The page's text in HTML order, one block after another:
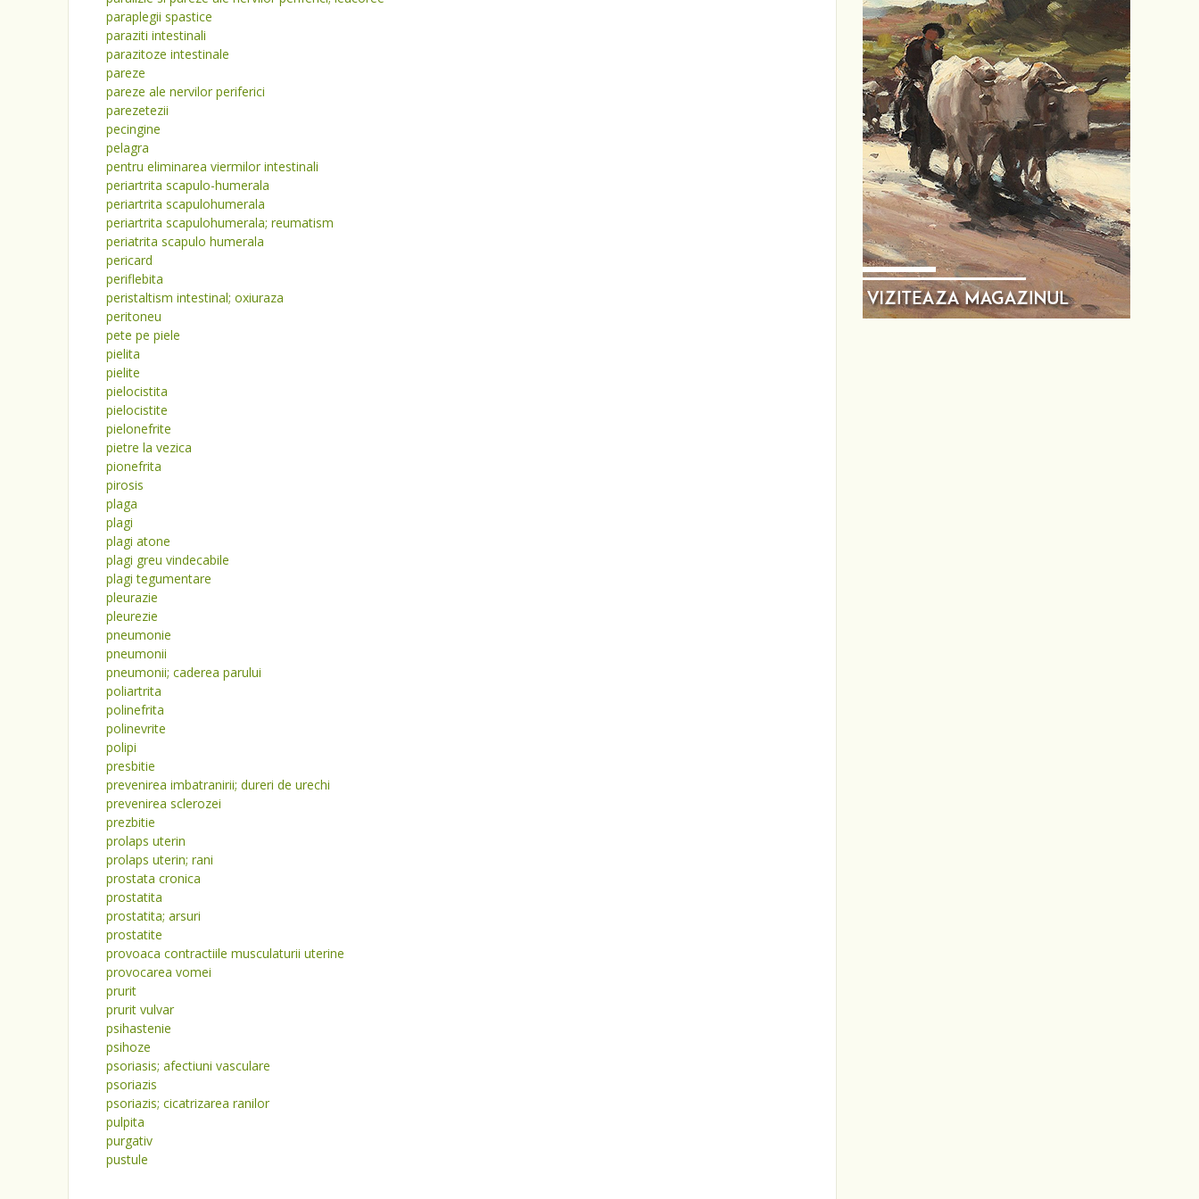
paraplegii spastice
paraziti intestinali
parazitoze intestinale
pareze
pareze ale nervilor periferici
parezetezii
pecingine
pelagra
pentru eliminarea viermilor intestinali
periartrita scapulo-humerala
periartrita scapulohumerala
periartrita scapulohumerala; reumatism
periatrita scapulo humerala
pericard
periflebita
peristaltism intestinal; oxiuraza
peritoneu
pete pe piele
pielita
pielite
pielocistita
pielocistite
pielonefrite
pietre la vezica
pionefrita
pirosis
plaga
plagi
plagi atone
plagi greu vindecabile
plagi tegumentare
pleurazie
pleurezie
pneumonie
pneumonii
pneumonii; caderea parului
poliartrita
polinefrita
polinevrite
polipi
presbitie
prevenirea imbatranirii; dureri de urechi
prevenirea sclerozei
prezbitie
prolaps uterin
prolaps uterin; rani
prostata cronica
prostatita
prostatita; arsuri
prostatite
provoaca contractiile musculaturii uterine
provocarea vomei
prurit
prurit vulvar
psihastenie
psihoze
psoriasis; afectiuni vasculare
psoriazis
psoriazis; cicatrizarea ranilor
pulpita
purgativ
pustule